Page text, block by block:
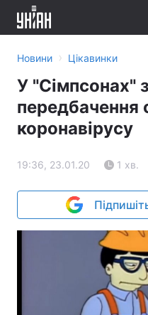
Новини › Цікавинки
У "Сімпсонах"
передбачення
коронавірусу
19:36, 23.01.20 1 хв.